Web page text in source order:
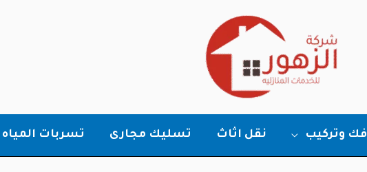
فك وتركيب نقل اثاث تسليك مجارى تسربات المياه